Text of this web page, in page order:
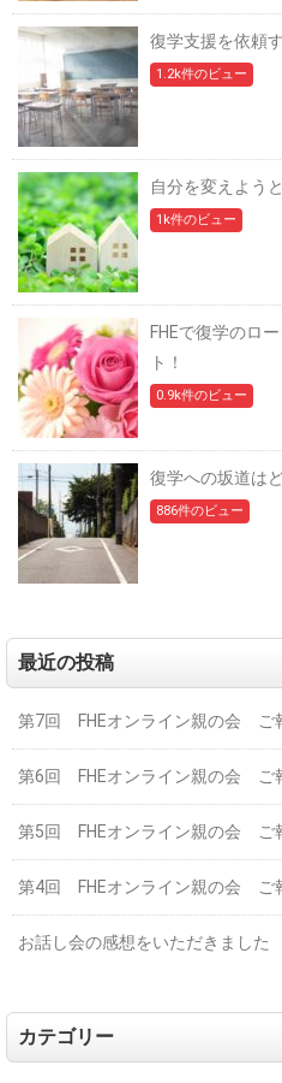
復学支援を依頼
1.2k件のビュー
自分を変えよう
1k件のビュー
FHEで復学のロ
ト！
0.9k件のビュー
復学への坂道は
886件のビュー
最近の投稿
第7回 FHEオンライン親の会 ご
第6回 FHEオンライン親の会 ご
第5回 FHEオンライン親の会 ご
第4回 FHEオンライン親の会 ご
お話し会の感想をいただきました
カテゴリー